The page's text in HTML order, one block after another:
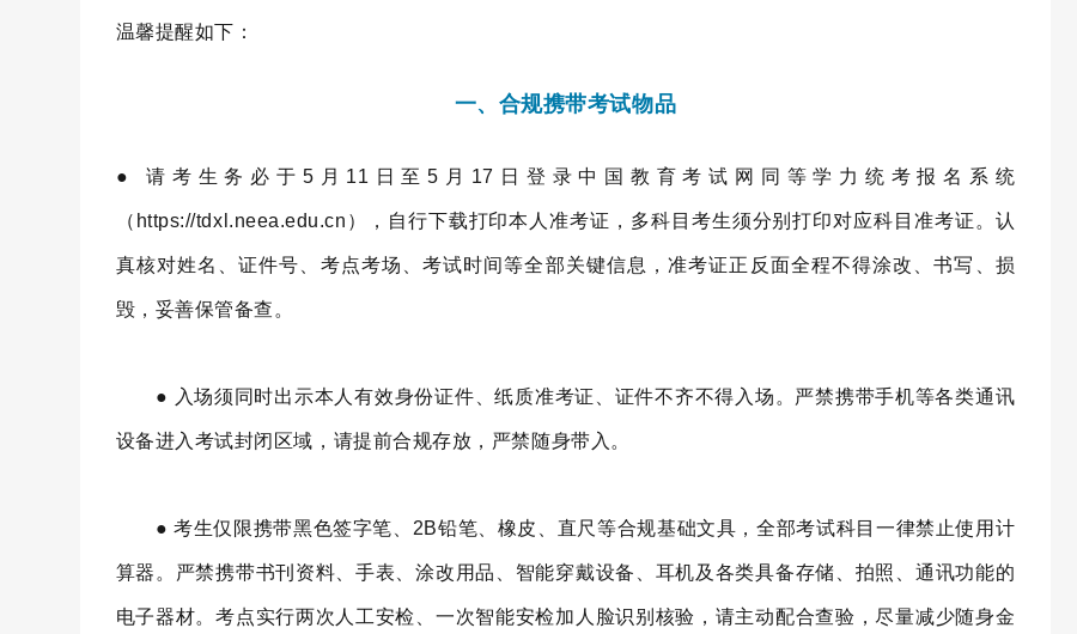
温馨提醒如下：
一、合规携带考试物品
● 请考生务必于5月11日至5月17日登录中国教育考试网同等学力统考报名系统
（https://tdxl.neea.edu.cn），自行下载打印本人准考证，多科目考生须分别打印对应科目准考证。认
真核对姓名、证件号、考点考场、考试时间等全部关键信息，准考证正反面全程不得涂改、书写、损
毁，妥善保管备查。
● 入场须同时出示本人有效身份证件、纸质准考证、证件不齐不得入场。严禁携带手机等各类通讯
设备进入考试封闭区域，请提前合规存放，严禁随身带入。
● 考生仅限携带黑色签字笔、2B铅笔、橡皮、直尺等合规基础文具，全部考试科目一律禁止使用计
算器。严禁携带书刊资料、手表、涂改用品、智能穿戴设备、耳机及各类具备存储、拍照、通讯功能的
电子器材。考点实行两次人工安检、一次智能安检加人脸识别核验，请主动配合查验，尽量减少随身金